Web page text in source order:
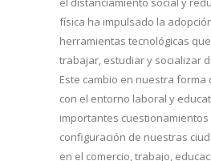
física ha impulsado la
herramientas tecnológicas
trabajar, estudiar y socializar
Este cambio en nuestra
con el entorno laboral y
importantes cuestionamientos
configuración de nuestras
en el comercio, trabajo,